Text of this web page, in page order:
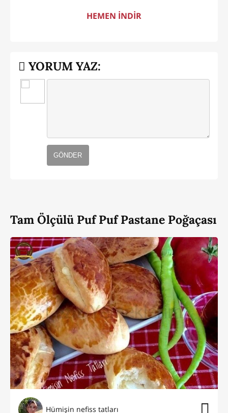
HEMEN İNDİR
YORUM YAZ:
GÖNDER
Tam Ölçülü Puf Puf Pastane Poğaçası
Hümişin nefiss tatları